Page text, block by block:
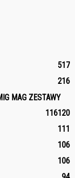
517
216
MAG ZESTAWY
120
116
111
106
106